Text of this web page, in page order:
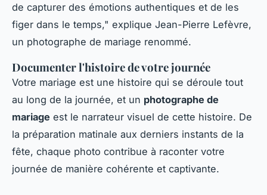
de capturer des émotions authentiques et de les
figer dans le temps," explique Jean-Pierre Lefèvre,
un photographe de mariage renommé.
Documenter l'histoire de votre journée
Votre mariage est une histoire qui se déroule tout
au long de la journée, et un photographe de
mariage est le narrateur visuel de cette histoire. De
la préparation matinale aux derniers instants de la
fête, chaque photo contribue à raconter votre
journée de manière cohérente et captivante.